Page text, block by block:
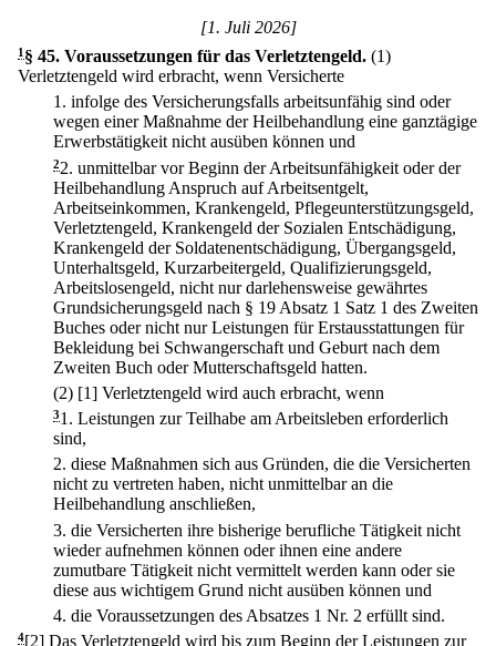
[1. Juli 2026]
1 § 45. Voraussetzungen für das Verletztengeld. (1)
Verletztengeld wird erbracht, wenn Versicherte
1. infolge des Versicherungsfalls arbeitsunfähig sind oder
wegen einer Maßnahme der Heilbehandlung eine ganztägige
Erwerbstätigkeit nicht ausüben können und
22. unmittelbar vor Beginn der Arbeitsunfähigkeit oder der
Heilbehandlung Anspruch auf Arbeitsentgelt,
Arbeitseinkommen, Krankengeld, Pflegeunterstützungsgeld,
Verletztengeld, Krankengeld der Sozialen Entschädigung,
Krankengeld der Soldatenentschädigung, Übergangsgeld,
Unterhaltsgeld, Kurzarbeitergeld, Qualifizierungsgeld,
Arbeitslosengeld, nicht nur darlehensweise gewährtes
Grundsicherungsgeld nach § 19 Absatz 1 Satz 1 des Zweiten
Buches oder nicht nur Leistungen für Erstausstattungen für
Bekleidung bei Schwangerschaft und Geburt nach dem
Zweiten Buch oder Mutterschaftsgeld hatten.
(2) [1] Verletztengeld wird auch erbracht, wenn
31. Leistungen zur Teilhabe am Arbeitsleben erforderlich
sind,
2. diese Maßnahmen sich aus Gründen, die die Versicherten
nicht zu vertreten haben, nicht unmittelbar an die
Heilbehandlung anschließen,
3. die Versicherten ihre bisherige berufliche Tätigkeit nicht
wieder aufnehmen können oder ihnen eine andere
zumutbare Tätigkeit nicht vermittelt werden kann oder sie
diese aus wichtigem Grund nicht ausüben können und
4. die Voraussetzungen des Absatzes 1 Nr. 2 erfüllt sind.
4[2] Das Verletztengeld wird bis zum Beginn der Leistungen zur